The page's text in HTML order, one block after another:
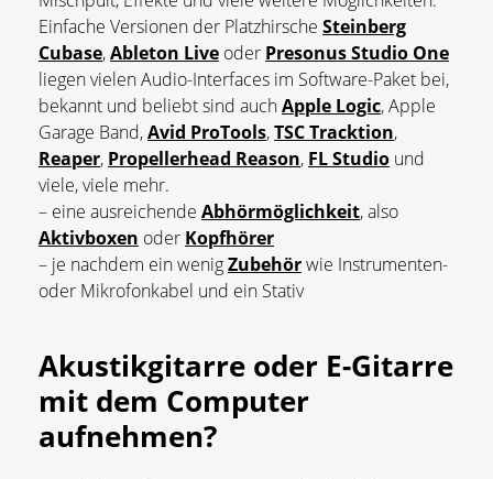
Einfache Versionen der Platzhirsche Steinberg
Cubase,Ableton Live oder Presonus Studio One
liegen vielen Audio-Interfaces im Software-Paket bei,
bekannt und beliebt sind auchApple Logic, Apple
Garage Band,Avid ProTools,TSC Tracktion,
Reaper, Propellerhead Reason, FL Studio und
viele, viele mehr.
– eine ausreichende Abhörmöglichkeit, also
Aktivboxen oder Kopfhörer
– je nachdem ein wenigZubehörwie Instrumenten-
oder Mikrofonkabel und ein Stativ
Akustikgitarre oder E-Gitarre
mit dem Computer
aufnehmen?